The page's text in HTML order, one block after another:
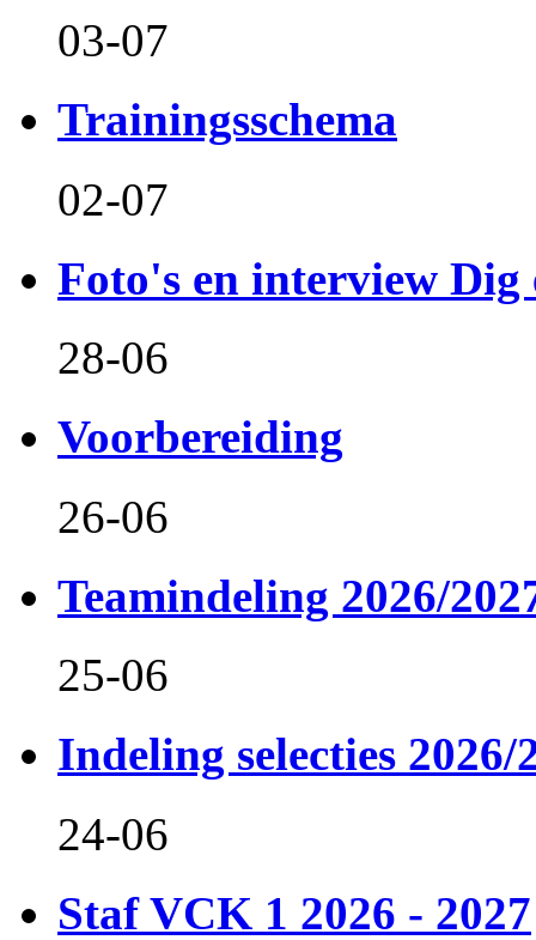
03-07
Trainingsschema
02-07
Foto's en interview Dig
28-06
Voorbereiding
26-06
Teamindeling 2026/
25-06
Indeling selecties 2026/
24-06
Staf VCK 1 2026 - 2027